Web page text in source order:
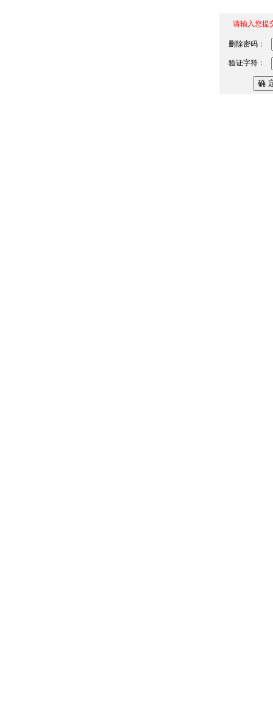
请输入您提
删除密码：
验证字符：